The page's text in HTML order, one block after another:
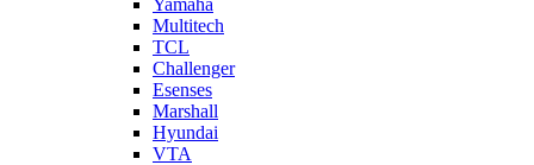
Multitech
TCL
Challenger
Esenses
Marshall
Hyundai
VTA